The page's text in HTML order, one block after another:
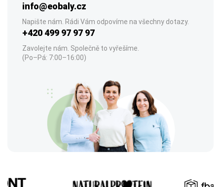
info@eobaly.cz
Napište nám. Rádi Vám odpovíme na všechny dotazy.
+420 499 97 97 97
Zavolejte nám. Společně to vyřešíme.
(Po–Pá: 7:00–16:00)